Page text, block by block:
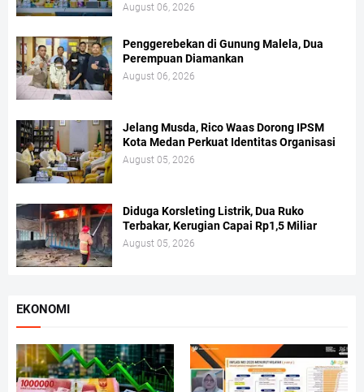
August 06, 2026
Penggerebekan di Gunung Malela, Dua
Perempuan Diamankan
August 06, 2026
Jelang Musda, Rico Waas Dorong IPSM
Kota Medan Perkuat Identitas Organisasi
August 05, 2026
Diduga Korsleting Listrik, Dua Ruko
Terbakar, Kerugian Capai Rp1,5 Miliar
August 05, 2026
EKONOMI